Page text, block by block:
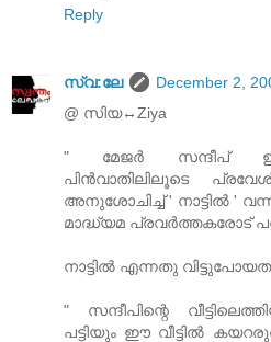
Reply
സ്വ:ലേ
December 2,
@ സിയ↔Ziya
" മേജര്‍ സന്ദീപ്‌
പിന്‍വാതിലിലൂടെ
അനുശോചിച്ച്‌ ' നാട്ടില്‍ '
മാദ്ധ്യമ പ്രവര്‍ത്തകരോട്‌
നാട്ടില്‍ എന്നതു
" സന്ദീപിന്റെ
പട്ടിയും ഈ വീട്ടില്‍